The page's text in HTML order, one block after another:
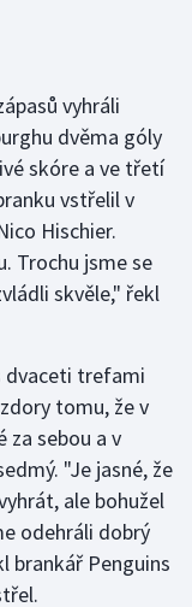
vyhráli
dvěma góly
skóre a ve třetí
vstřelil v
Hischier.
Trochu jsme se
skvěle," řekl
dvaceti trefami
tomu, že v
za sebou a v
"Je jasné, že
ale bohužel
odehráli dobrý
brankář Penguins